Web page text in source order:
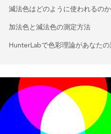
減法色はどのように使われるの
加法色と減法色の測定方法
HunterLabで色彩理論があなた